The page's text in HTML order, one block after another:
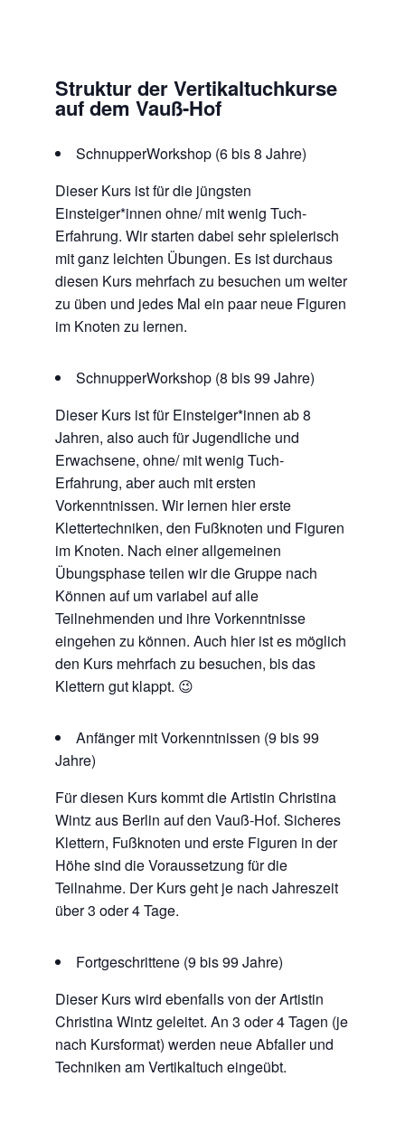
Struktur der Vertikaltuchkurse
auf dem Vauß-Hof
SchnupperWorkshop (6 bis 8 Jahre)
Dieser Kurs ist für die jüngsten
Einsteiger*innen ohne/ mit wenig Tuch-
Erfahrung. Wir starten dabei sehr spielerisch
mit ganz leichten Übungen. Es ist durchaus
diesen Kurs mehrfach zu besuchen um weiter
zu üben und jedes Mal ein paar neue Figuren
im Knoten zu lernen.
SchnupperWorkshop (8 bis 99 Jahre)
Dieser Kurs ist für Einsteiger*innen ab 8
Jahren, also auch für Jugendliche und
Erwachsene, ohne/ mit wenig Tuch-
Erfahrung, aber auch mit ersten
Vorkenntnissen. Wir lernen hier erste
Klettertechniken, den Fußknoten und Figuren
im Knoten. Nach einer allgemeinen
Übungsphase teilen wir die Gruppe nach
Können auf um variabel auf alle
Teilnehmenden und ihre Vorkenntnisse
eingehen zu können. Auch hier ist es möglich
den Kurs mehrfach zu besuchen, bis das
Klettern gut klappt. 😉
Anfänger mit Vorkenntnissen (9 bis 99
Jahre)
Für diesen Kurs kommt die Artistin Christina
Wintz aus Berlin auf den Vauß-Hof. Sicheres
Klettern, Fußknoten und erste Figuren in der
Höhe sind die Voraussetzung für die
Teilnahme. Der Kurs geht je nach Jahreszeit
über 3 oder 4 Tage.
Fortgeschrittene (9 bis 99 Jahre)
Dieser Kurs wird ebenfalls von der Artistin
Christina Wintz geleitet. An 3 oder 4 Tagen (je
nach Kursformat) werden neue Abfaller und
Techniken am Vertikaltuch eingeübt.